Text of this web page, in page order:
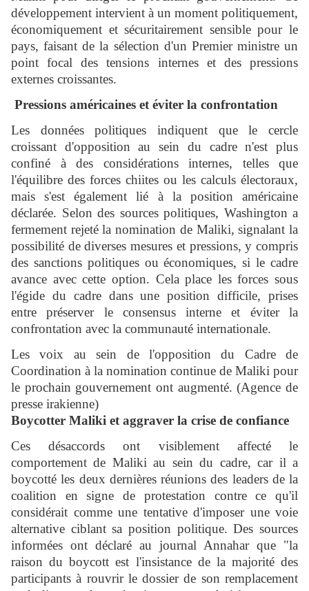
développement intervient à un moment politiquement,
économiquement et sécuritairement sensible pour le
pays, faisant de la sélection d'un Premier ministre un
point focal des tensions internes et des pressions
externes croissantes.
Pressions américaines et éviter la confrontation
Les données politiques indiquent que le cercle
croissant d'opposition au sein du cadre n'est plus
confiné à des considérations internes, telles que
l'équilibre des forces chiites ou les calculs électoraux,
mais s'est également lié à la position américaine
déclarée. Selon des sources politiques, Washington a
fermement rejeté la nomination de Maliki, signalant la
possibilité de diverses mesures et pressions, y compris
des sanctions politiques ou économiques, si le cadre
avance avec cette option. Cela place les forces sous
l'égide du cadre dans une position difficile, prises
entre préserver le consensus interne et éviter la
confrontation avec la communauté internationale.
Les voix au sein de l'opposition du Cadre de
Coordination à la nomination continue de Maliki pour
le prochain gouvernement ont augmenté. (Agence de
presse irakienne)
Boycotter Maliki et aggraver la crise de confiance
Ces désaccords ont visiblement affecté le
comportement de Maliki au sein du cadre, car il a
boycotté les deux dernières réunions des leaders de la
coalition en signe de protestation contre ce qu'il
considérait comme une tentative d'imposer une voie
alternative ciblant sa position politique. Des sources
informées ont déclaré au journal Annahar que "la
raison du boycott est l'insistance de la majorité des
participants à rouvrir le dossier de son remplacement